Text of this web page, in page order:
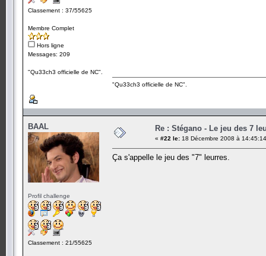
Classement : 37/55625
Membre Complet
Hors ligne
Messages: 209
"Qu33ch3 officielle de NC".
"Qu33ch3 officielle de NC".
BAAL
Profil challenge
Classement : 21/55625
Re : Stégano - Le jeu des 7
« #22 le: 18 Décembre 2008 à
Ça s'appelle le jeu des "7" leurres.